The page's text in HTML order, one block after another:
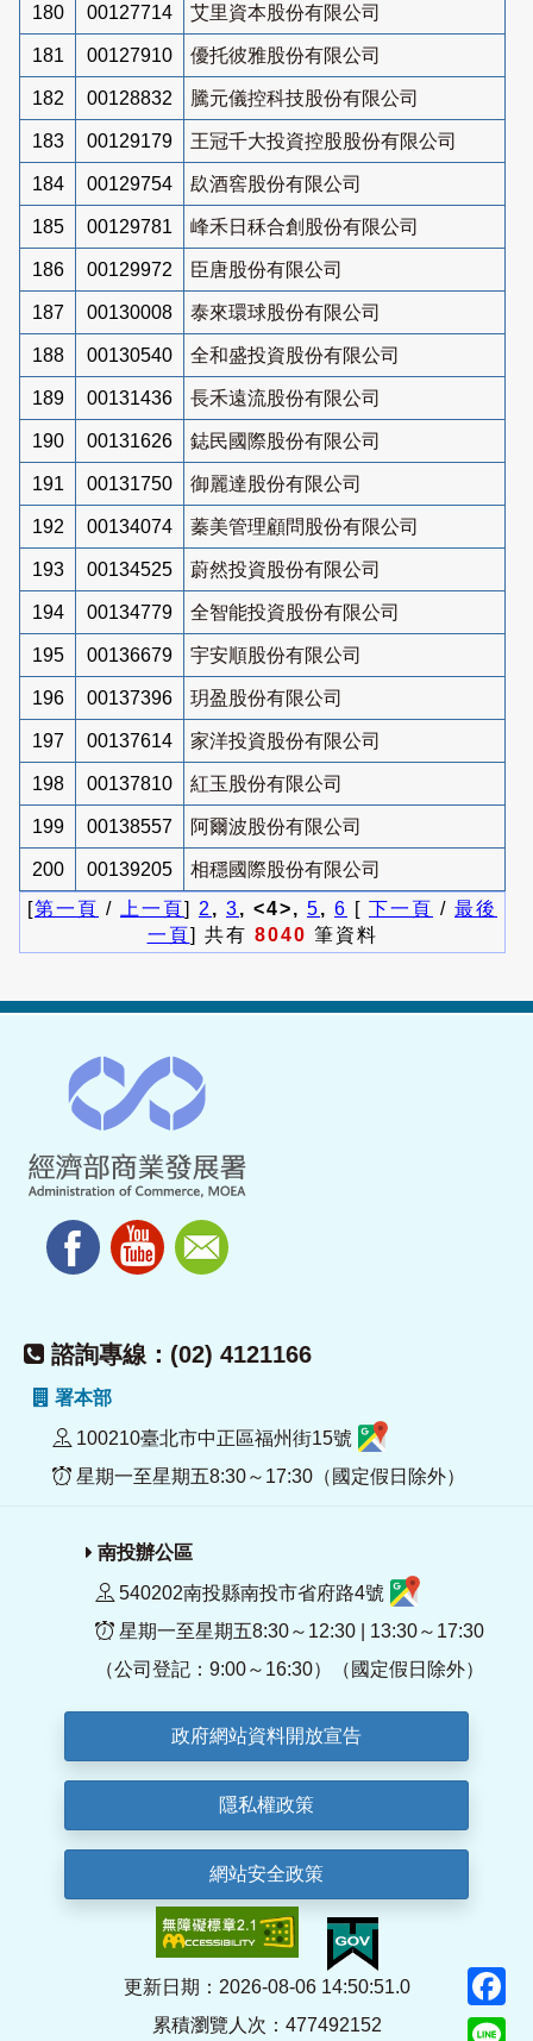
180 00127714 艾里資本股份有限公司
181 00127910 優托彼雅股份有限公司
182 00128832 騰元儀控科技股份有限公司
183 00129179 王冠千大投資控股股份有限公司
184 00129754 镹酒窖股份有限公司
185 00129781 峰禾日秝合創股份有限公司
186 00129972 臣唐股份有限公司
187 00130008 泰來環球股份有限公司
188 00130540 全和盛投資股份有限公司
189 00131436 長禾遠流股份有限公司
190 00131626 鋕民國際股份有限公司
191 00131750 御麗達股份有限公司
192 00134074 蓁美管理顧問股份有限公司
193 00134525 蔚然投資股份有限公司
194 00134779 全智能投資股份有限公司
195 00136679 宇安順股份有限公司
196 00137396 玥盈股份有限公司
197 00137614 家洋投資股份有限公司
198 00137810 紅玉股份有限公司
199 00138557 阿爾波股份有限公司
200 00139205
相穩國際股份有限公司
[第一頁 / 上一頁] 2 , 3, <4>, 5, 6 [ 下一頁 / 最後
一頁] 共有 8040 筆資料
諮詢專線：(02) 4121166
署本部
100210臺北市中正區福州街15號
星期一至星期五8:30～17:30（國定假日除外）
南投辦公區
540202南投縣南投市省府路4號
星期一至星期五8:30～12:30 | 13:30～17:30
（公司登記：9:00～16:30）（國定假日除外）
政府網站資料開放宣告
隱私權政策
網站安全政策
更新日期：2026-08-06 14:50:51.0
累積瀏覽人次：477492152